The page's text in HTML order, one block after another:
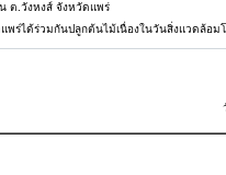
ต.วังหงส์ จังหวัดแพร่
ร่ได้ร่วมกันปลูกต้นไม้เนื่องในวันสิ่งแวดล้อ